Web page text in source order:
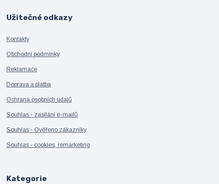
Užitečné odkazy
Kontakty
Obchodní podmínky
Reklamace
Doprava a platba
Ochrana osobních údajů
Souhlas - zasílání e-mailů
Souhlas - Ověřeno zákazníky
Souhlas - cookies, remarketing
Kategorie